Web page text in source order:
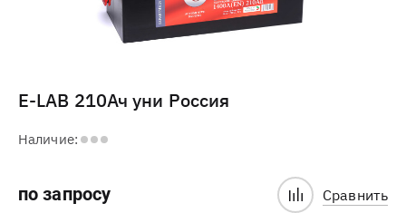
E-LAB 210Ач уни Россия
Наличие:
по запросу Сравнить